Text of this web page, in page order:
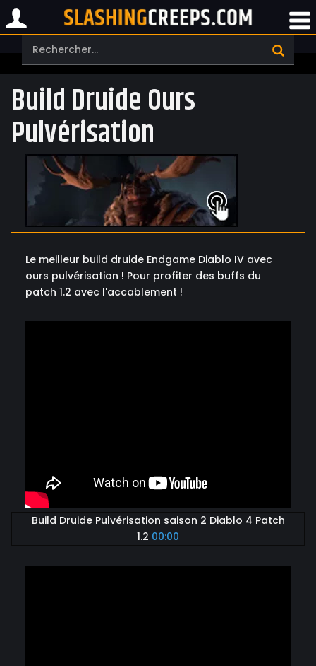
Build Druide Ours
Pulvérisation
Le meilleur build druide Endgame Diablo IV avec
ours pulvérisation ! Pour profiter des buffs du
patch 1.2 avec l'accablement !
Build Druide Pulvérisation saison 2 Diablo 4 Patch
1.2 00:00